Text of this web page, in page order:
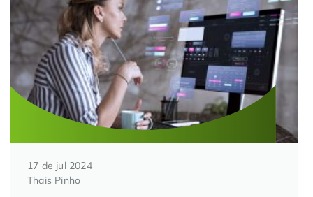
Automação de Processos
Educação Corporativa
Gerenciamento de NF-e
Adequação à LGPD
Assinatura Digital
Hospitais e Clínicas
Instituições de Ensino
Departamento Pessoal
Departamento Financeiro
Cooperativas
Cases de Sucesso
Nossas Unidades
Blog
Trabalhe Conosco
O QUE NOS DIFERENCIA? DESCUBRA
17 de jul 2024
Thais Pinho